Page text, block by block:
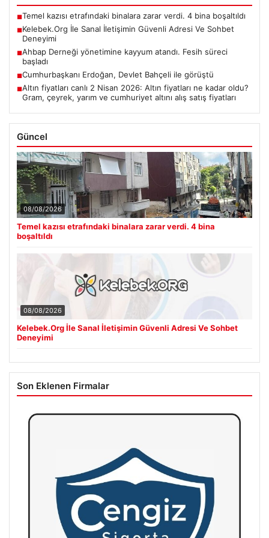
■Temel kazısı etrafındaki binalara zarar verdi. 4 bina boşaltıldı
■Kelebek.Org İle Sanal İletişimin Güvenli Adresi Ve Sohbet
Deneyimi
■Ahbap Derneği yönetimine kayyum atandı. Fesih süreci
başladı
■Cumhurbaşkanı Erdoğan, Devlet Bahçeli ile görüştü
■Altın fiyatları canlı 2 Nisan 2026: Altın fiyatları ne kadar oldu?
Gram, çeyrek, yarım ve cumhuriyet altını alış satış fiyatları
Güncel
08/08/2026
Temel kazısı etrafındaki binalara zarar verdi. 4 bina
boşaltıldı
08/08/2026
Kelebek.Org İle Sanal İletişimin Güvenli Adresi Ve Sohbet
Deneyimi
Son Eklenen Firmalar